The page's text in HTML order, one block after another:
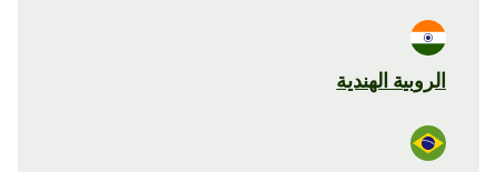
الروبية الهندية